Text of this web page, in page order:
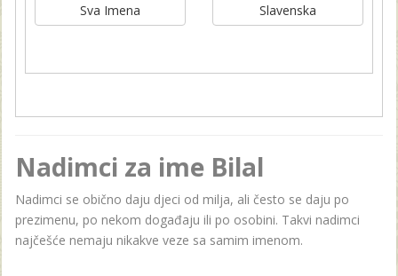
Sva Imena Slavenska
Nadimci za ime Bilal
Nadimci se obično daju djeci od milja, ali često se daju po
prezimenu, po nekom događaju ili po osobini. Takvi nadimci
najčešće nemaju nikakve veze sa samim imenom.